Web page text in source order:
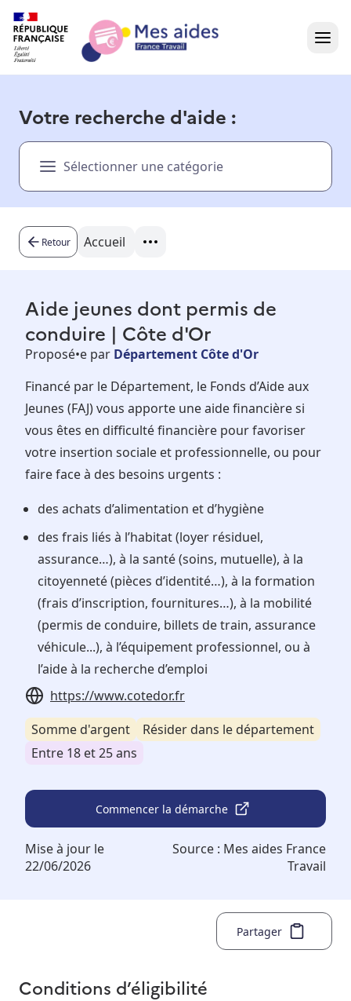
Présentation vidéo
Besoin d'aide ?
Votre recherche d'aide :
Sélectionner une catégorie
Retour Accueil
Aide jeunes dont permis de
conduire | Côte d'Or
Proposé•e par Département Côte d'Or
Financé par le Département, le Fonds d’Aide aux
Jeunes (FAJ) vous apporte une aide financière si
vous êtes en difficulté financière pour favoriser
votre insertion sociale et professionnelle, ou pour
faire face à des besoins urgents :
des achats d’alimentation et d’hygiène
des frais liés à l’habitat (loyer résiduel,
assurance…), à la santé (soins, mutuelle), à la
citoyenneté (pièces d’identité…), à la formation
(frais d’inscription, fournitures…), à la mobilité
(permis de conduire, billets de train, assurance
véhicule...), à l’équipement professionnel, ou à
l’aide à la recherche d’emploi
https://www.cotedor.fr
Somme d'argent
Résider dans le département
Entre 18 et 25 ans
Commencer la démarche
Mise à jour le
22/06/2026
Source : Mes aides France
Travail
Partager
Conditions d’éligibilité